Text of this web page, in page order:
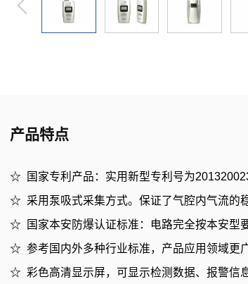
产品特点
☆ 国家专利产品：实用新型专利号为
☆ 采用泵吸式采集方式。保证了气腔内气流的
☆ 国家本安防爆认证标准：电路完全按本安型
☆ 参考国内外多种行业标准，产品应用领域更
☆ 彩色高清显示屏，可显示检测数据、报警信